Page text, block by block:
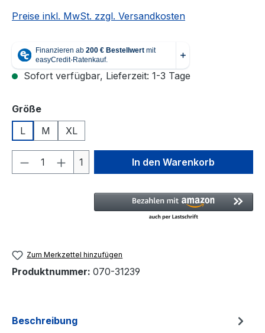
Preise inkl. MwSt. zzgl. Versandkosten
Sofort verfügbar, Lieferzeit: 1-3 Tage
Größeauswählen
L
M XL
Produkt Anzahl: Gib den
1 In den Warenkorb
Zum Merkzettel hinzufügen
Produktnummer: 070-31239
Beschreibung